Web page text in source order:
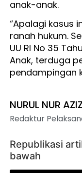
anak-anak.
“Apalagi kasus
ranah hukum.
UU RI No 35
Anak, terduga
pendampingan
NURUL NUR
Redaktur
Republikasi
bawah